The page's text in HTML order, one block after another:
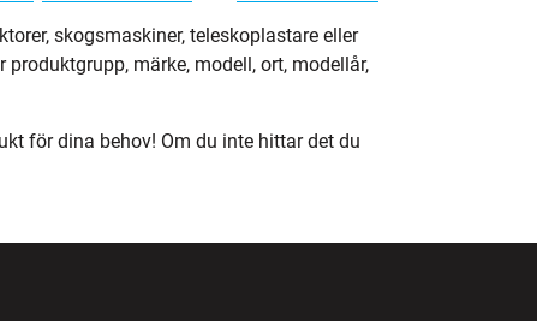
skogsmaskiner, teleskoplastare eller
märke, modell, ort, modellår,
för dina behov! Om du inte hittar det du